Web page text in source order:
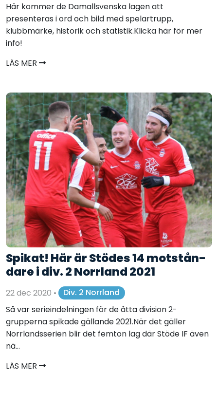
Här kommer de Damallsvenska lagen att
presenteras i ord och bild med spelartrupp,
klubbmärke, historik och statistik.Klicka här för mer
info!
LÄS MER
Spikat! Här är Stödes 14 motstån-
dare i div. 2 Norrland 2021
22 dec 2020 •
Div. 2 Norrland
Så var serieindelningen för de åtta division 2-
grupperna spikade gällande 2021.När det gäller
Norrlandsserien blir det femton lag där Stöde IF även
nä...
LÄS MER